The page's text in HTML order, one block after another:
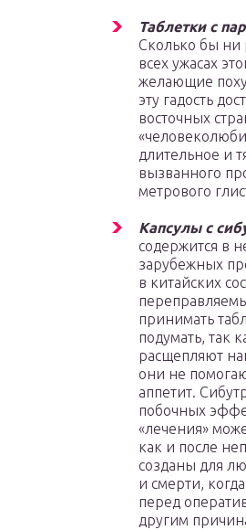
Таблетки с
Сколько бы ни
всех ужасах
желающие
эту гадость
восточных
длительное и
вызванного
метрового
Капсулы с
содержится в
зарубежных
в китайских
принимать
подумать, так
расщепляют
они не
аппетит.
побочных
«лечения»
как и после
созданы для
и смерти,
перед
другим